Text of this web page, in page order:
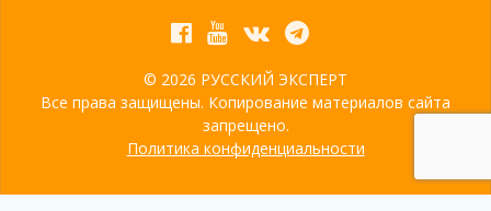
© 2026 РУССКИЙ ЭКСПЕРТ
Все права защищены. Копирование материалов сайта
запрещено.
Политика конфиденциальности